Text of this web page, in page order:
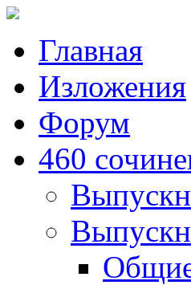
Главная
Изложения
Форум
460